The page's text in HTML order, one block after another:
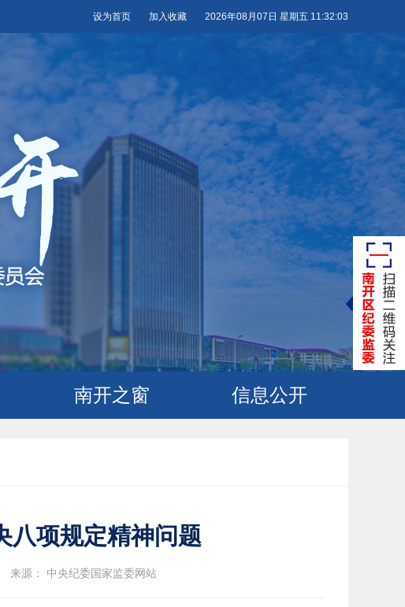
设为首页 加入收藏 2026年08月07日 星期五 11:32:04
南开之窗 信息公开
八项规定精神问题
来源： 中央纪委国家监委网站